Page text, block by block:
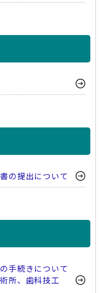
の提出について
手続きについて
所、歯科技工